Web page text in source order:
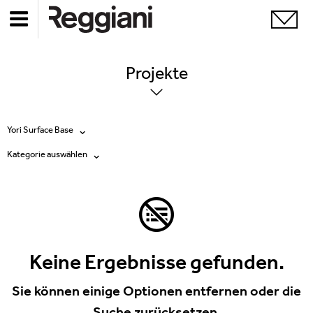
Projekte
Yori Surface Base
Alle Produkte
Mood Evo
Traceline System
Kategorie auswählen
Keine Ergebnisse gefunden.
Sie können einige Optionen entfernen oder die